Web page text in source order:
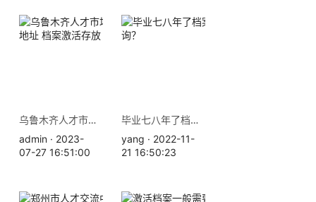
乌鲁木齐人才市场服务中心地址 档案激活存放
admin · 2023-
07-27 16:51:00
毕业七八年了档案在哪里查询？
yang · 2022-11-
21 16:50:23